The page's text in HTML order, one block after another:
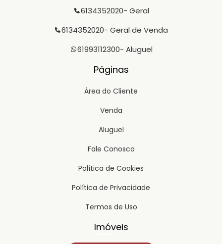
6134352020- Geral
6134352020- Geral de Venda
61993112300- Aluguel
Páginas
Área do Cliente
Venda
Aluguel
Fale Conosco
Política de Cookies
Política de Privacidade
Termos de Uso
Imóveis